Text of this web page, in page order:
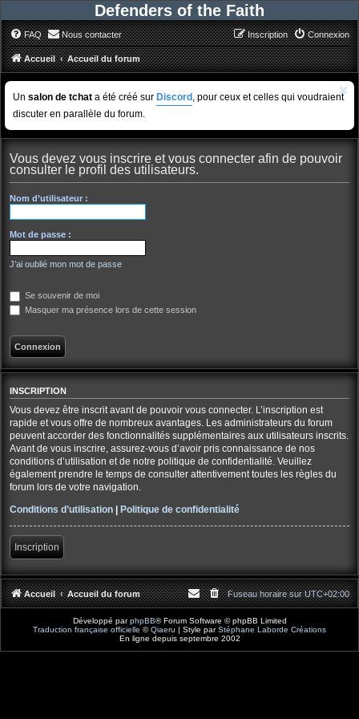
Defenders of the Faith
FAQ Nous contacter Connexion
Inscription
Accueil Accueil du forum
Un salon de tchat a été créé sur Discord , pour ceux et celles qui voudraient
discuter en parallèle du forum.
Vous devez vous inscrire et vous connecter afin de pouvoir
consulter le profil des utilisateurs.
Nom d’utilisateur :
Mot de passe :
J’ai oublié mon mot de passe
Se souvenir de moi
Masquer ma présence lors de cette session
INSCRIPTION
Vous devez être inscrit avant de pouvoir vous connecter. L’inscription est
rapide et vous offre de nombreux avantages. Les administrateurs du forum
peuvent accorder des fonctionnalités supplémentaires aux utilisateurs inscrits.
Avant de vous inscrire, assurez-vous d’avoir pris connaissance de nos
conditions d’utilisation et de notre politique de confidentialité. Veuillez
également prendre le temps de consulter attentivement toutes les règles du
forum lors de votre navigation.
Conditions d’utilisation | Politique de confidentialité
Inscription
Accueil Accueil du forum Fuseau horaire surUTC+02:00
Développé parphpBB® Forum Software © phpBB Limited
Traduction française officielle ©Qiaeru | Style parStéphane Laborde Créations
En ligne depuis septembre 2002